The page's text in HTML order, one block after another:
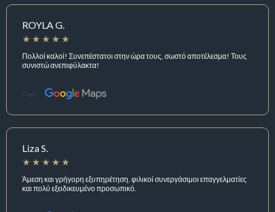
ROYLA G.
Πολλοί καλοί! Συνεπέστατοι στην ώρα τους, σωστό αποτέλεσμα! Τους
συνιστώ ανεπιφύλακτα!
Πηγή:
Liza S.
Άμεση και γρήγορη εξυπηρέτηση, φιλικοί συνεργάσιμοι επαγγελματίες
και πολύ εξειδικευμένο προσωπικό.